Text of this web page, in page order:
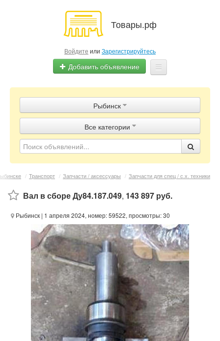
Товары.рф
Войдите или Зарегистрируйтесь
Добавить объявление
Объявления
Магазины
Контакты
Рыбинск
Все категории
/ Транспорт / Запчасти / аксессуары / Запчасти для спец / с.х. техники
Вал в сборе Ду84.187.049, 143 897 руб.
Рыбинск | 1 апреля 2024, номер: 59522, просмотры: 30